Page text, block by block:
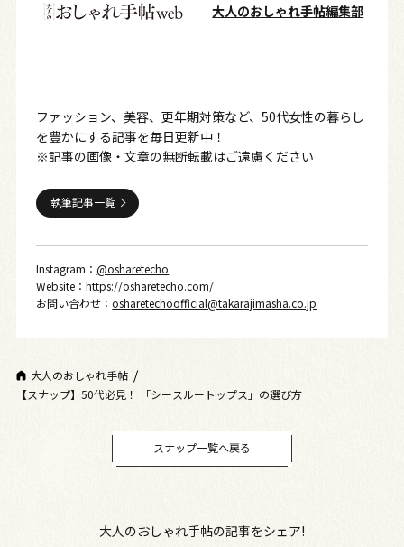
大人のおしゃれ手帖編集部
ファッション、美容、更年期対策など、50代女性の暮らし
を豊かにする記事を毎日更新中！
※記事の画像・文章の無断転載はご遠慮ください
執筆記事一覧
Instagram：@osharetecho
Website：https://osharetecho.com/
お問い合わせ：osharetechoofficial@takarajimasha.co.jp
大人のおしゃれ手帖
【スナップ】50代必見！ 「シースルートップス」の選び方
スナップ一覧へ戻る
大人のおしゃれ手帖の記事をシェア!